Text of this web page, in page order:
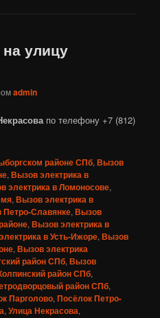
улицу
admin
по телефону +7 (812)
районе СПб,Вызов
,Вызов электрика в
электрика в Ломоносове,
,Вызов электрика в
Петро-Славянке,Вызов
,Вызов электрика в
в Усть-Ижоре,Вызов
,Вызов электрика
район СПб,Вызов
район СПб,
район СПб,
Парголово,Посёлок Петро-
,Улица Некрасова,